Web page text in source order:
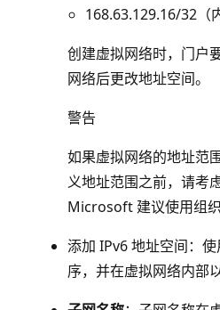
168.63.129.16/32（
创建虚拟网络时，门户
网络后更改地址空间。
警告
如果虚拟网络的地址范
义地址范围之前，请考
Microsoft 建议使用组
添加 IPv6 地址空间：
序，并在虚拟网络内部